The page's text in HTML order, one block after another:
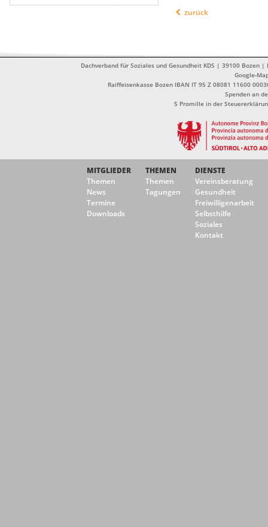
zurück
Dachverband für Soziales und Gesundheit KDS | 39100
Google-
Raiffeisenkasse Bozen IBAN IT 95 Z 08081 11600
Spenden an
5 Promille in der
MITGLIEDER
Themen
News
Termine
Downloads
THEMEN
Themen
Tagungen
DIENSTE
Vereinsberatung
Gesundheit
Freiwilligenarbeit
Selbsthilfe
Soziales
Kontakt